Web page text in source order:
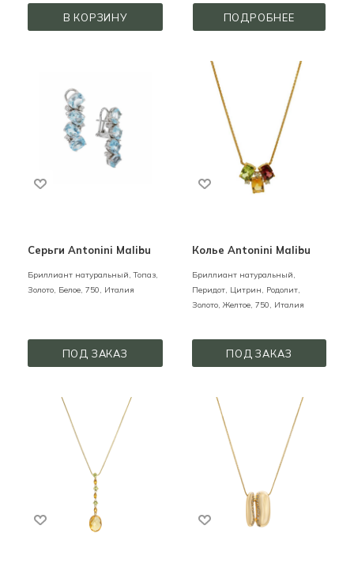
В КОРЗИНУ ПОДРОБНЕЕ
Серьги Antonini Malibu
Бриллиант натуральный, Топаз,
Золото, Белое, 750, Италия
ПОД ЗАКАЗ
Колье Antonini Malibu
Бриллиант натуральный,
Перидот, Цитрин, Родолит,
Золото,Желтое, 750, Италия
ПОД ЗАКАЗ